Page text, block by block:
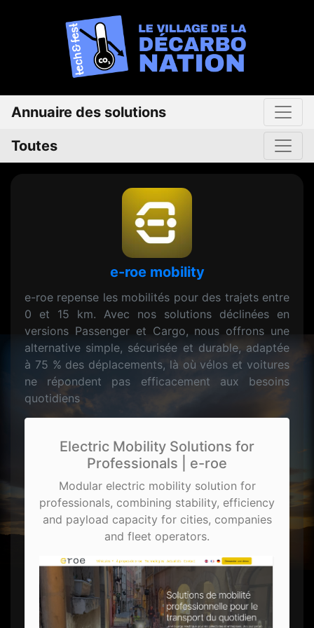
Annuaire des solutions
Toutes
e-roe mobility
e-roe repense les mobilités pour des trajets entre
0 et 15 km. Avec nos solutions déclinées en
versions Passenger et Cargo, nous offrons une
alternative simple, sécurisée et durable, adaptée
à 75 % des déplacements, là où vélos et voitures
ne répondent pas efficacement aux besoins
quotidiens
Electric Mobility Solutions for
Professionals | e-roe
Modular electric mobility solution for
professionals, combining stability, efficiency
and payload capacity for cities, companies
and fleet operators.